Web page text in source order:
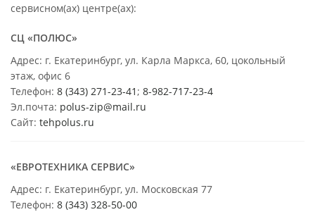
сервисном(ах) центре(ах):
СЦ «ПОЛЮС»
Адрес: г. Екатеринбург, ул. Карла Маркса, 60, цокольный
этаж, офис 6
Телефон: 8 (343) 271-23-41 ; 8-982-717-23-4
Эл.почта: polus-zip@mail.ru
Сайт: tehpolus.ru
«ЕВРОТЕХНИКА СЕРВИС»
Адрес: г. Екатеринбург, ул. Московская 77
Телефон: 8 (343) 328-50-00